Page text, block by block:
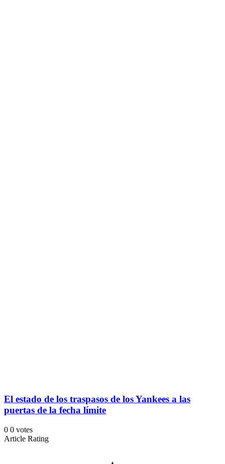
El estado de los traspasos de los Yankees a las
puertas de la fecha límite
0 0 votes
Article Rating